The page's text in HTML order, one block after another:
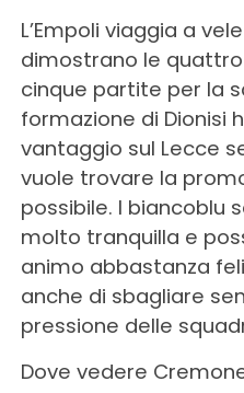
L’Empoli viaggia a
dimostrano le
cinque partite per la
formazione di Dionisi
vantaggio sul Lecce
vuole trovare la
possibile. I biancoblu
molto tranquilla e
animo abbastanza
anche di sbagliare
pressione delle
Dove vedere